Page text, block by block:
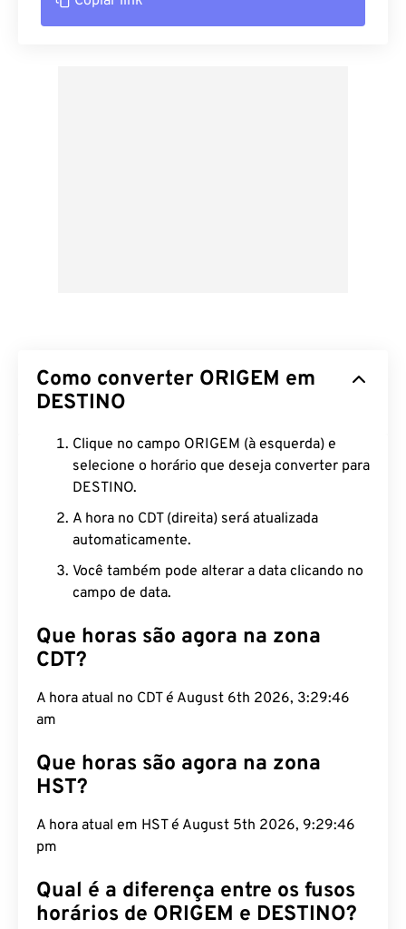
Como converter ORIGEM em
DESTINO
Clique no campo ORIGEM (à esquerda) e
selecione o horário que deseja converter para
DESTINO.
A hora no CDT (direita) será atualizada
automaticamente.
Você também pode alterar a data clicando no
campo de data.
Que horas são agora na zona
CDT?
A hora atual no CDT é August 6th 2026, 3:29:47
am
Que horas são agora na zona
HST?
A hora atual em HST é August 5th 2026, 9:29:47
pm
Qual é a diferença entre os fusos
horários de ORIGEM e DESTINO?